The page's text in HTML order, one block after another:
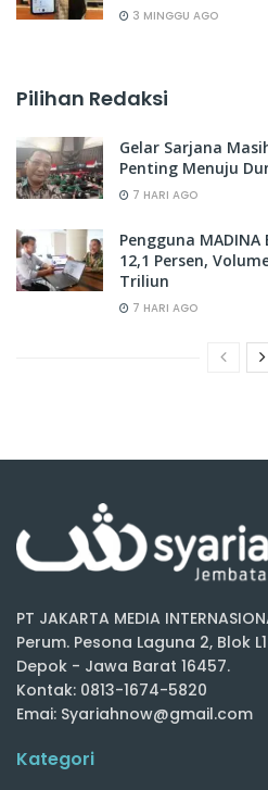
3 MINGGU AGO
Pilihan Redaksi
Gelar Sarjana
Penting Menuju
7 HARI AGO
Pengguna
12,1 Persen,
Triliun
7 HARI AGO
PT JAKARTA MEDIA
Perum. Pesona Laguna 2, Blok
Depok - Jawa Barat 16457.
Kontak: 0813-1674-5820
Emai: Syariahnow@gmail.com
Kategori